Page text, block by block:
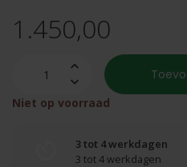
1.450,00
Niet op voorraad
3 tot 4 werkdagen
3 tot 4 werkdagen